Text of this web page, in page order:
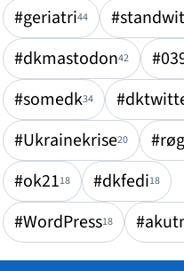
#geriatri44
#dkmastodon42
#somedk34
#Ukrainekrise20
#ok2118 #dkfedi18
#WordPress18